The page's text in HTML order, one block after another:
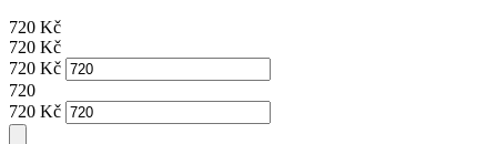
720 Kč
720 Kč
720 Kč
720
720 Kč